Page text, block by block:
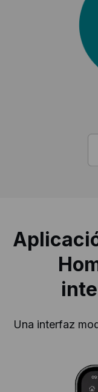
Una interfaz